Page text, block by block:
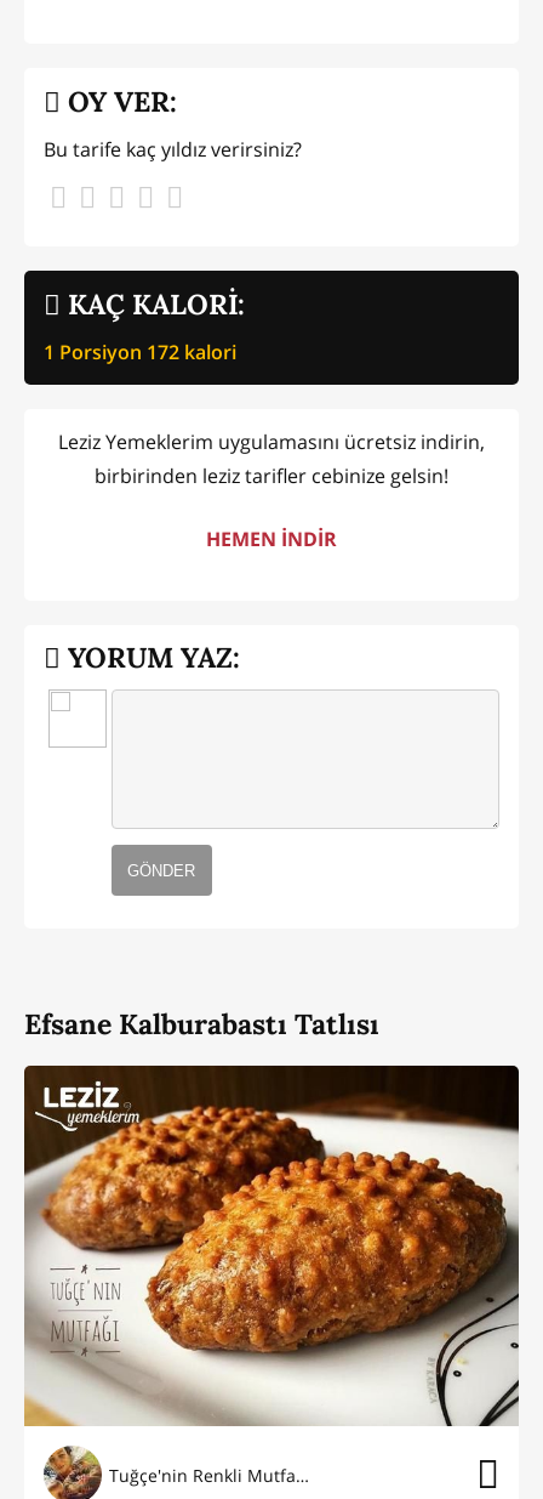
KAÇ KALORİ:
1 Porsiyon 172 kalori
OY VER:
Bu tarife kaç yıldız verirsiniz?
Leziz Yemeklerim uygulamasını ücretsiz indirin,
birbirinden leziz tarifler cebinize gelsin!
HEMEN İNDİR
YORUM YAZ:
GÖNDER
Efsane Kalburabastı Tatlısı
Tuğçe'nin Renkli Mutfağı⭐️